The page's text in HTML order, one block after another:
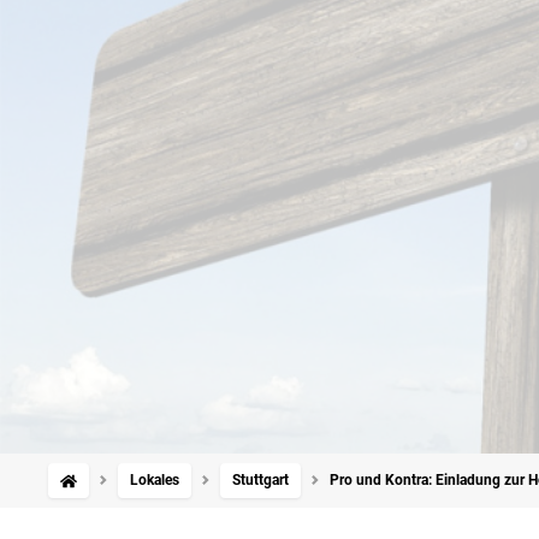
Lokales Stuttgart Pro und Kontra: Einladung zur